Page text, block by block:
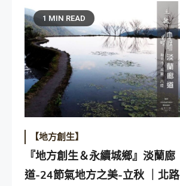
1 MIN READ
【地方創生】
『地方創生＆永續城鄉』淡蘭廊
道-24節氣地方之美-立秋 ｜北路